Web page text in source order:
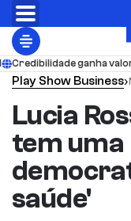
ganha valor em
Play Show Business›
Lucia
tem uma
saúde'